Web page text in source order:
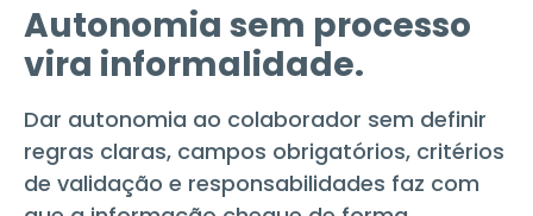
Autonomia sem processo
vira informalidade.
Dar autonomia ao colaborador sem definir
regras claras, campos obrigatórios, critérios
de validação e responsabilidades faz com